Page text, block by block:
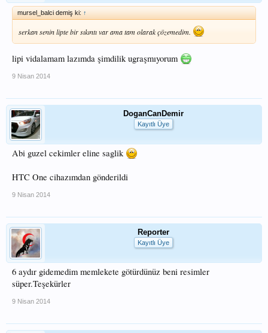
mursel_balci demiş ki: ↑
serkan senin lipte bir sıkıntı var ama tam olarak çözemedim.
lipi vidalamam lazımda şimdilik ugraşmıyorum
9 Nisan 2014
DoganCanDemir
Kayıtlı Üye
Abi guzel cekimler eline saglik
HTC One cihazımdan gönderildi
9 Nisan 2014
Reporter
Kayıtlı Üye
6 aydır gidemedim memlekete götürdünüz beni resimler
süper.Teşekürler
9 Nisan 2014